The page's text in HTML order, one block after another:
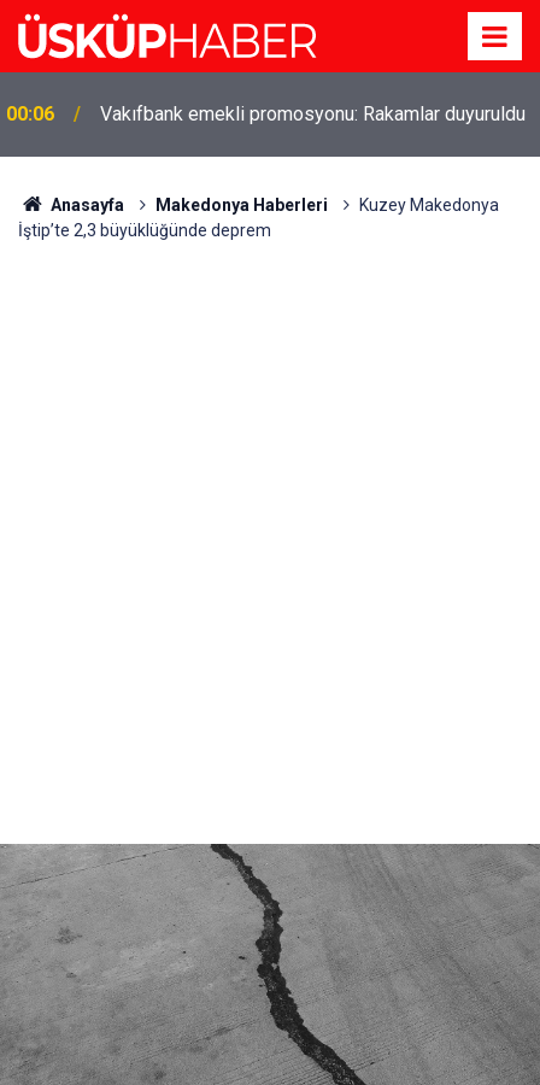
19:21
Gözde oldu! Hem köy hem mahalle hayatı iç içe!
İzmir'deki doğal semt
Anasayfa Makedonya Haberleri
Kuzey Makedonya
İştip’te 2,3 büyüklüğünde deprem